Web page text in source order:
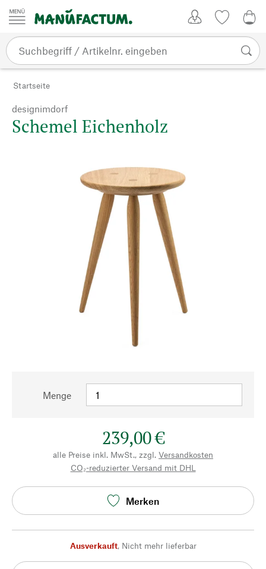
Zum Inhalt springen
Startseite
designimdorf
Schemel Eichenholz
Menge
239,00 €
alle Preise inkl. MwSt., zzgl. Versandkosten
CO₂-reduzierter Versand mit DHL
Merken
Ausverkauft, Nicht mehr lieferbar